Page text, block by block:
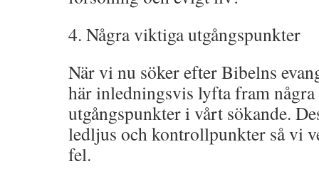
4. Några viktiga utgångspunkter
När vi nu söker efter Bibelns
här inledningsvis lyfta fram
utgångspunkter i vårt sökande.
ledljus och kontrollpunkter så vi
fel.